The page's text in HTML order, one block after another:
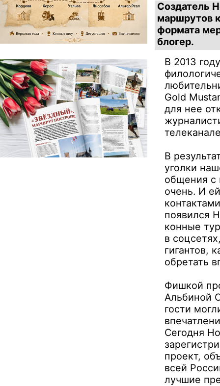
Создатель
маршрутов
формата
блогер.
В 2013
Gold
для нее
В
уголки
общения с
очень. И
появился
конные
в
гигантов,
обретать
Фишкой
Альбиной
гости
Сегодня
проект,
всей
лучшие